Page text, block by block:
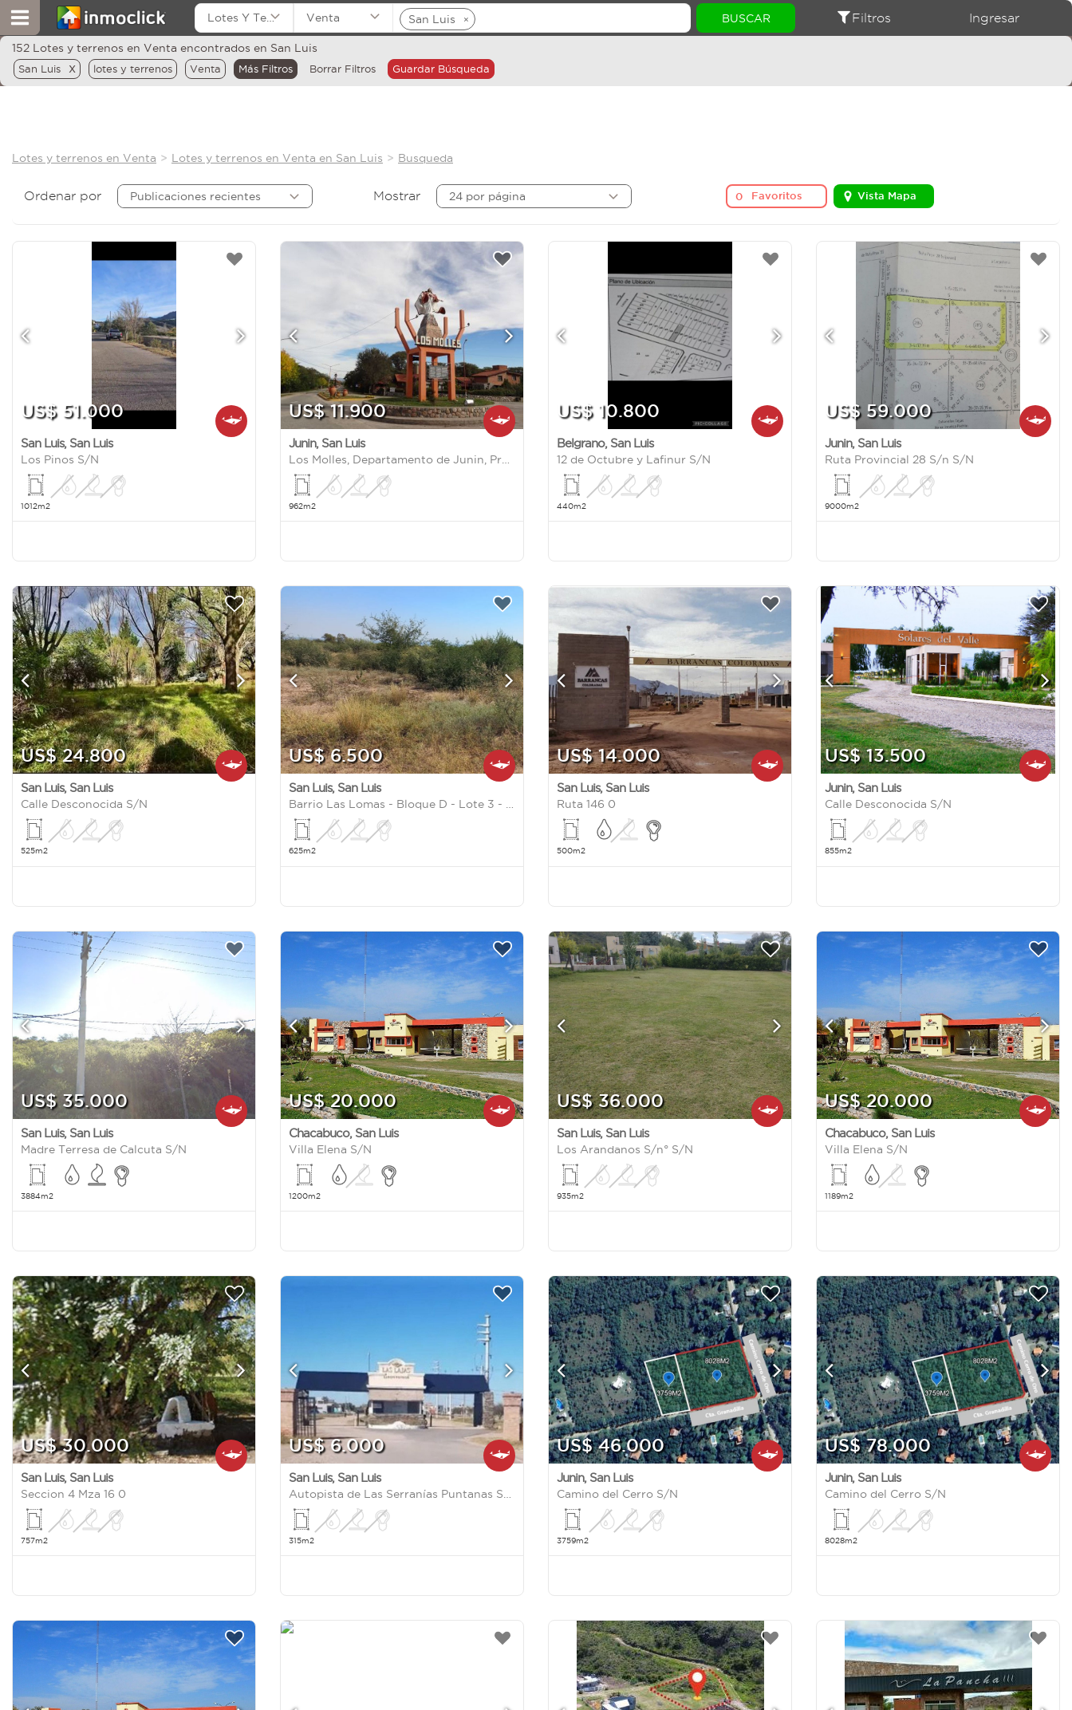
Lotes Y Terrenos Venta San Luis × Filtros Ingresar
152 Lotes y terrenos en Venta encontrados en San Luis
San Luis x lotes y terrenos Venta Más Filtros Borrar Filtros Guardar Búsqueda
Lotes y terrenos en Venta Lotes y terrenos en Venta en San Luis Busqueda
Ordenar por Publicaciones recientes Mostrar 24 por página 0 Favoritos Vista Mapa
US$ 51.000
San Luis, San Luis
Los Pinos S/N
1012m2
US$ 11.900
Junin, San Luis
962m2
US$ 10.800
Belgrano, San Luis
12 de Octubre y Lafinur S/N
440m2
US$ 59.000
Junin, San Luis
Ruta Provincial 28 S/n S/N
9000m2
US$ 24.800
San Luis, San Luis
Calle Desconocida S/N
525m2
US$ 6.500
San Luis, San Luis
Barrio Las Lomas - Bloque D - Lote 3 - Suyuque S/N
625m2
US$ 14.000
San Luis, San Luis
Ruta 146 0
500m2
US$ 13.500
Junin, San Luis
Calle Desconocida S/N
855m2
US$ 35.000
San Luis, San Luis
Madre Terresa de Calcuta S/N
3884m2
US$ 20.000
Chacabuco, San Luis
Villa Elena S/N
1200m2
US$ 36.000
San Luis, San Luis
Los Arandanos S/n° S/N
935m2
US$ 20.000
Chacabuco, San Luis
Villa Elena S/N
1189m2
US$ 30.000
San Luis, San Luis
Seccion 4 Mza 16 0
757m2
US$ 6.000
San Luis, San Luis
315m2
US$ 46.000
Junin, San Luis
Camino del Cerro S/N
3759m2
US$ 78.000
Junin, San Luis
Camino del Cerro S/N
8028m2